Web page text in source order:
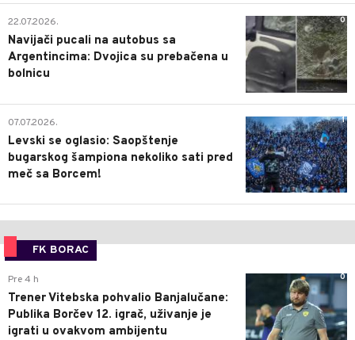
0
22.07.2026.
Navijači pucali na autobus sa
Argentincima: Dvojica su prebačena u
bolnicu
1
07.07.2026.
Levski se oglasio: Saopštenje
bugarskog šampiona nekoliko sati pred
meč sa Borcem!
FK BORAC
0
Pre 4 h
Trener Vitebska pohvalio Banjalučane:
Publika Borčev 12. igrač, uživanje je
igrati u ovakvom ambijentu